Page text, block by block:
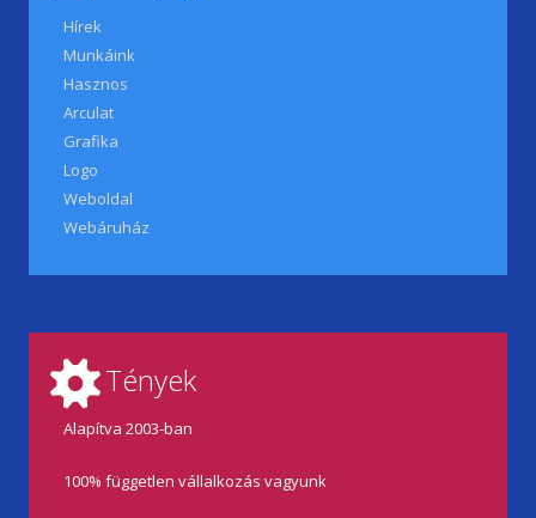
Hírek
Munkáink
Hasznos
Arculat
Grafika
Logo
Weboldal
Webáruház
Tények
Alapítva 2003-ban
100% független vállalkozás vagyunk